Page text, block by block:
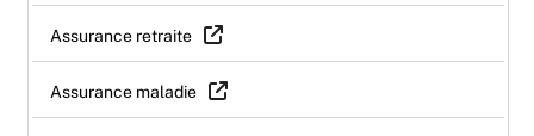
Assurance retraite
Assurance maladie